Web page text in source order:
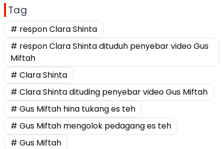
Tag
# respon Clara Shinta
# respon Clara Shinta dituduh penyebar video Gus
Miftah
# Clara Shinta
# Clara Shinta dituding penyebar video Gus Miftah
# Gus Miftah hina tukang es teh
# Gus Miftah mengolok pedagang es teh
# Gus Miftah